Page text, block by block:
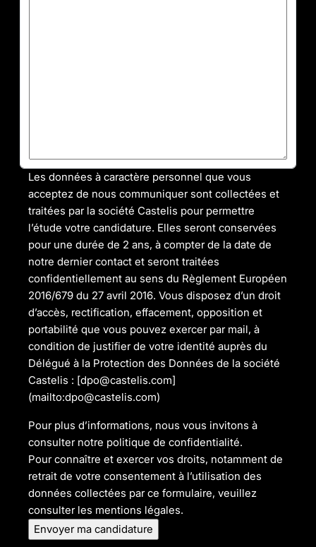
Les données à caractère personnel que vous
acceptez de nous communiquer sont collectées et
traitées par la société Castelis pour permettre
l’étude votre candidature. Elles seront conservées
pour une durée de 2 ans, à compter de la date de
notre dernier contact et seront traitées
confidentiellement au sens du Règlement Européen
2016/679 du 27 avril 2016. Vous disposez d’un droit
d’accès, rectification, effacement, opposition et
portabilité que vous pouvez exercer par mail, à
condition de justifier de votre identité auprès du
Délégué à la Protection des Données de la société
Castelis : [dpo@castelis.com]
(mailto:dpo@castelis.com)
Pour plus d’informations, nous vous invitons à
consulter notre politique de confidentialité.
Pour connaître et exercer vos droits, notamment de
retrait de votre consentement à l’utilisation des
données collectées par ce formulaire, veuillez
consulter les mentions légales.